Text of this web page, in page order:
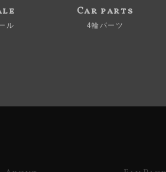
ル
Car parts
4輪パーツ